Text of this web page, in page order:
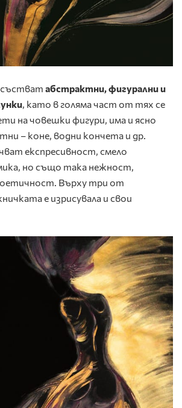
абстрактни, фигурални и
, като в голяма част от тях се
на човешки фигури, има и ясно
– коне, водни кончета и др.
експресивност, смело
но също така нежност,
Върху три от
е изрисувала и свои